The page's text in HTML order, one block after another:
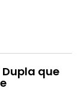
Dupla que